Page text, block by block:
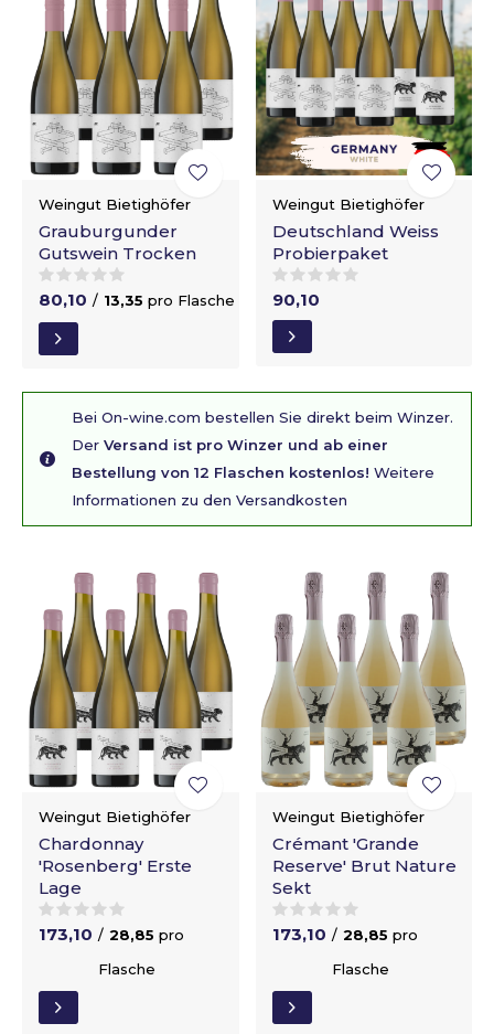
Weingut Bietighöfer
Grauburgunder
Gutswein Trocken
80,10 / 13,35 pro Flasche
Weingut Bietighöfer
Deutschland Weiss
Probierpaket
90,10
Bei On-wine.com bestellen Sie direkt beim Winzer.
Der Versand ist pro Winzer und ab einer
Bestellung von 12 Flaschen kostenlos! Weitere
Informationen zu den Versandkosten
Weingut Bietighöfer
Chardonnay
'Rosenberg' Erste
Lage
173,10 / 28,85 pro
Flasche
Weingut Bietighöfer
Crémant 'Grande
Reserve' Brut Nature
Sekt
173,10 / 28,85 pro
Flasche